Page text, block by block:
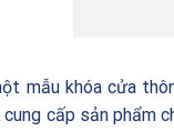
mẫu khóa cửa
cung cấp sản phẩm